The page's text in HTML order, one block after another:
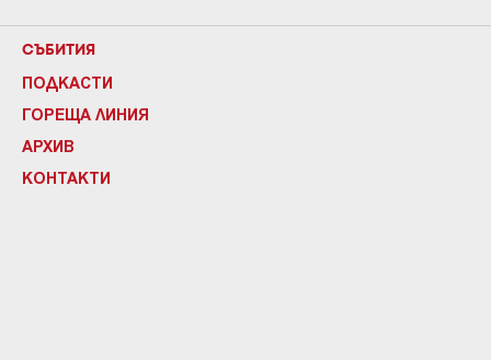
СЪБИТИЯ
ПОДКАСТИ
ГОРЕЩА ЛИНИЯ
АРХИВ
КОНТАКТИ